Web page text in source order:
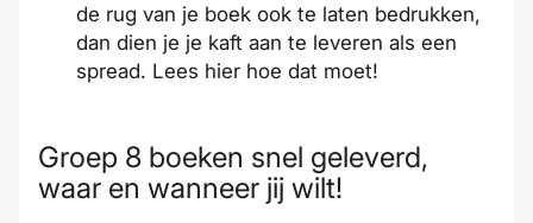
de rug van je boek ook te laten bedrukken,
dan dien je je kaft aan te leveren als een
spread. Lees hier hoe dat moet!
Groep 8 boeken snel geleverd,
waar en wanneer jij wilt!